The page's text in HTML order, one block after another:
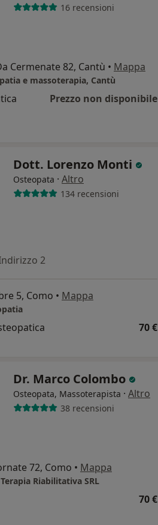
16 recensioni
Cermenate 82, Cantù • Mappa
e massoterapia, Cantù
Prezzo non disponibile
Dott. Lorenzo Monti
Osteopata · Altro
134 recensioni
2
5, Como • Mappa
70 €
Dr. Marco Colombo
Osteopata, Massoterapista · Altro
38 recensioni
72, Como • Mappa
Riabilitativa SRL
70 €